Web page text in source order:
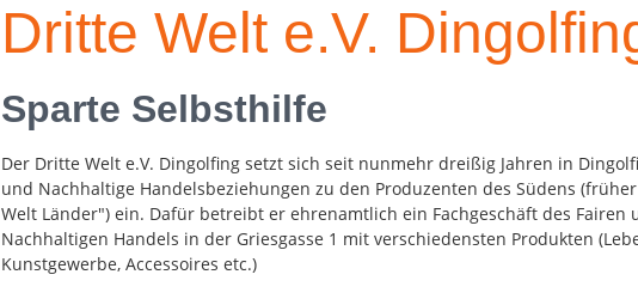
Dritte Welt e.V.
Sparte Selbsthilfe
Der Dritte Welt e.V. Dingolfing setzt sich seit nunmehr dreißig Jahren in
und Nachhaltige Handelsbeziehungen zu den Produzenten des Südens
Welt Länder") ein. Dafür betreibt er ehrenamtlich ein Fachgeschäft des Fairen
Nachhaltigen Handels in der Griesgasse 1 mit verschiedensten Produkten
Kunstgewerbe, Accessoires etc.)